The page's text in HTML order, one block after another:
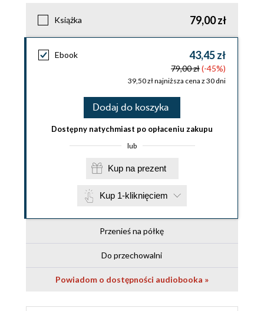
Książka 79,00 zł
Ebook 43,45 zł
79,00 zł(-45%)
39,50 zł najniższa cena z 30 dni
Dodaj do koszyka
Dostępny natychmiast po opłaceniu zakupu
lub
Kup na prezent
Kup 1-kliknięciem
Przenieś na półkę
Do przechowalni
Powiadom o dostępności audiobooka »